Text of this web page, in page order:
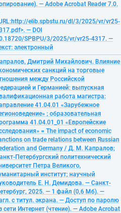
— Adobe Acrobat Reader 7.0.
elib.spbstu.ru/dl/3/2025/vr/vr25-
— DOI
SPBPU/3/2025/vr/vr25-4317. —
электронный
Дмитрий Михайлович. Влияние
санкций на торговые
между Российской
и Германией: выпускная
работа магистра:
41.04.01 «Зарубежное
; образовательная
41.04.01_01 «Европейские
= The impact of economic
on trade relations between Russian
and Germany / Д. М. Капралов;
Петербургский политехнический
Петра Великого,
институт; научный
Е. Н. Демидова. — Санкт-
2025. — 1 файл (0,6 Мб). —
с титул. экрана. — Доступ по паролю
сети Интернет (чтение). — Adobe Acrobat